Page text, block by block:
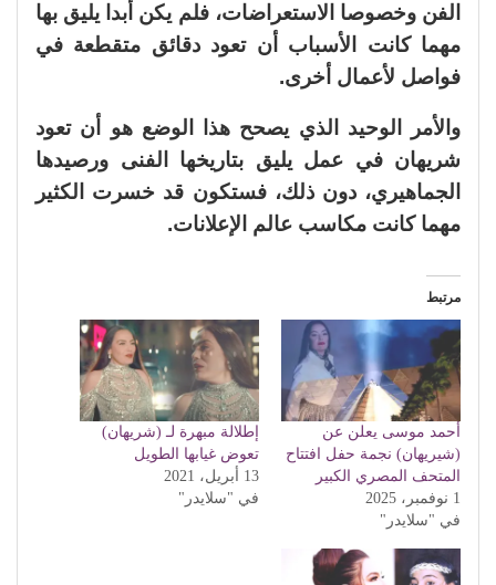
الفن وخصوصا الاستعراضات، فلم يكن أبدا يليق بها
مهما كانت الأسباب أن تعود دقائق متقطعة في
فواصل لأعمال أخرى.
والأمر الوحيد الذي يصحح هذا الوضع هو أن تعود
شريهان في عمل يليق بتاريخها الفنى ورصيدها
الجماهيري، دون ذلك، فستكون قد خسرت الكثير
مهما كانت مكاسب عالم الإعلانات.
مرتبط
أحمد موسى يعلن عن
(شيريهان) نجمة حفل افتتاح
المتحف المصري الكبير
1 نوفمبر، 2025
في "سلايدر"
إطلالة مبهرة لـ (شريهان)
تعوض غيابها الطويل
13 أبريل، 2021
في "سلايدر"